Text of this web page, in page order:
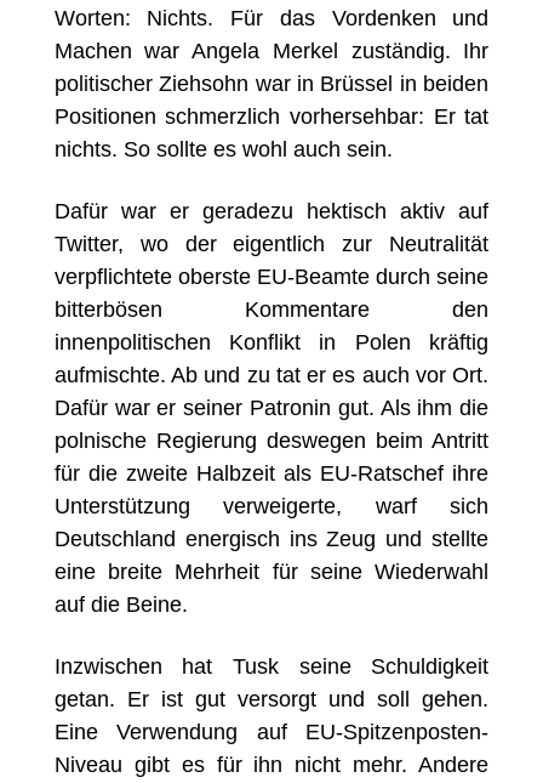
Worten: Nichts. Für das Vordenken und
Machen war Angela Merkel zuständig. Ihr
politischer Ziehsohn war in Brüssel in beiden
Positionen schmerzlich vorhersehbar: Er tat
nichts. So sollte es wohl auch sein.
Dafür war er geradezu hektisch aktiv auf
Twitter, wo der eigentlich zur Neutralität
verpflichtete oberste EU-Beamte durch seine
bitterbösen Kommentare den
innenpolitischen Konflikt in Polen kräftig
aufmischte. Ab und zu tat er es auch vor Ort.
Dafür war er seiner Patronin gut. Als ihm die
polnische Regierung deswegen beim Antritt
für die zweite Halbzeit als EU-Ratschef ihre
Unterstützung verweigerte, warf sich
Deutschland energisch ins Zeug und stellte
eine breite Mehrheit für seine Wiederwahl
auf die Beine.
Inzwischen hat Tusk seine Schuldigkeit
getan. Er ist gut versorgt und soll gehen.
Eine Verwendung auf EU-Spitzenposten-
Niveau gibt es für ihn nicht mehr. Andere